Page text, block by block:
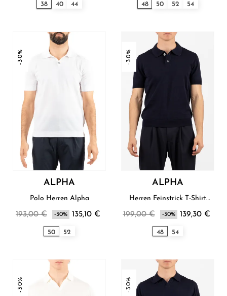
38 40 44 48 50 52 54
-30%
ALPHA
Polo Herren Alpha
193,00 € -30% 135,10 €
50 52
-30%
ALPHA
Herren Feinstrick T-Shirt
199,00 € -30% 139,30 €
48 54
-30% -30%